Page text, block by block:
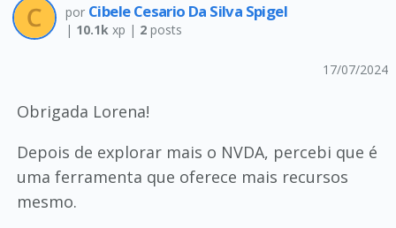
por Cibele Cesario Da Silva Spigel
| 10.1kxp | 2posts
17/07/2024
Obrigada Lorena!
Depois de explorar mais o NVDA, percebi que é
uma ferramenta que oferece mais recursos
mesmo.